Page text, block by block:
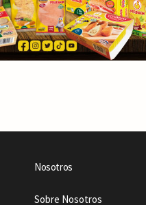
Nosotros
Sobre Nosotros